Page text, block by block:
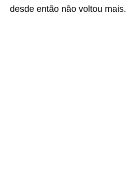
desde então não voltou mais.